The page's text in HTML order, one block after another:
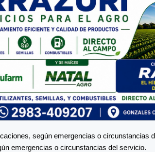
según emergencias o circunstancias
emergencias o circunstancias del servicio.